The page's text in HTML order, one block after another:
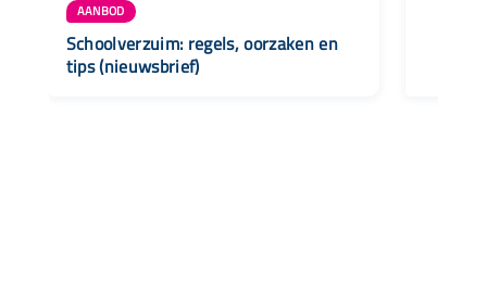
AANBOD
Schoolverzuim: regels, oorzaken en
tips (nieuwsbrief)